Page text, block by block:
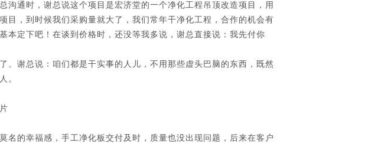
沟通时，谢总说这个项目是宏济堂的一个净化工程吊顶改造项目，用
目，到时候我们采购量就大了，我们常年干净化工程，合作的机会有
本定下吧！在谈到价格时，还没等我多说，谢总直接说：我先付你
。谢总说：咱们都是干实事的人儿，不用那些虚头巴脑的东西，既然
。
名的幸福感，手工净化板交付及时，质量也没出现问题，后来在客户